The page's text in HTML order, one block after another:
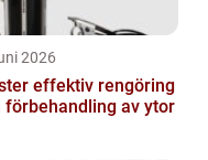
2026
rengöring
förbehandling av ytor